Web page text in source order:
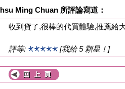
hsu Ming Chuan 所評論寫道：
收到貨了,很棒的代買體驗,推薦給
評等: [我給 5 顆星！]